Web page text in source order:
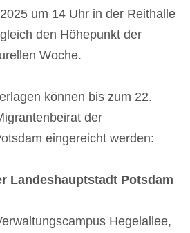
um 14 Uhr in der Reithalle
den Höhepunkt der
Woche.
können bis zum 22.
der
eingereicht werden:
Landeshauptstadt Potsdam
Hegelallee,